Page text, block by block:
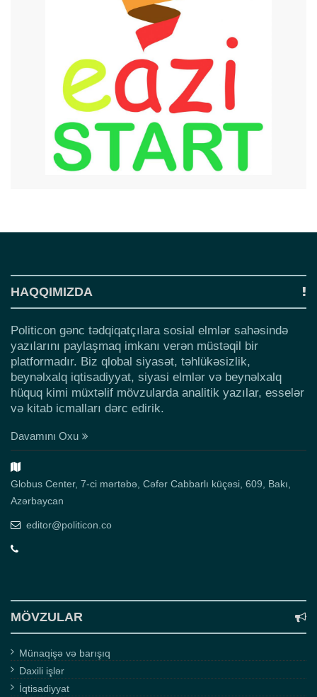
HAQQIMIZDA
Politicon gənc tədqiqatçılara sosial elmlər sahəsində
yazılarını paylaşmaq imkanı verən müstəqil bir
platformadır. Biz qlobal siyasət, təhlükəsizlik,
beynəlxalq iqtisadiyyat, siyasi elmlər və beynəlxalq
hüquq kimi müxtəlif mövzularda analitik yazılar, esselər
və kitab icmalları dərc edirik.
Davamını Oxu
Globus Center, 7-ci mərtəbə, Cəfər Cabbarlı küçəsi, 609, Bakı,
Azərbaycan
editor@politicon.co
MÖVZULAR
Münaqişə və barışıq
Daxili işlər
İqtisadiyyat